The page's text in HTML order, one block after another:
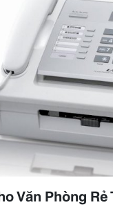
Văn Phòng Rẻ